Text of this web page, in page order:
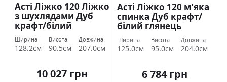
Асті Ліжко 120 Ліжко
з шухлядами Дуб
крафт/білий
глянець Міромарк
Ширина
128.2см
Висота
90.5см
Довжина
207.0см
10 027 грн
Асті Ліжко 120 м'яка
спинка Дуб крафт/
білий глянець
Міромарк
Ширина
125.0см
Висота
95.0см
Довжина
204.0см
6 784 грн